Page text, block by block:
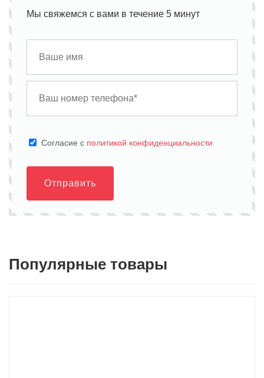
Мы свяжемся с вами в течение 5 минут
Cогласие с политикой конфиденциальности
Отправить
Популярные товары